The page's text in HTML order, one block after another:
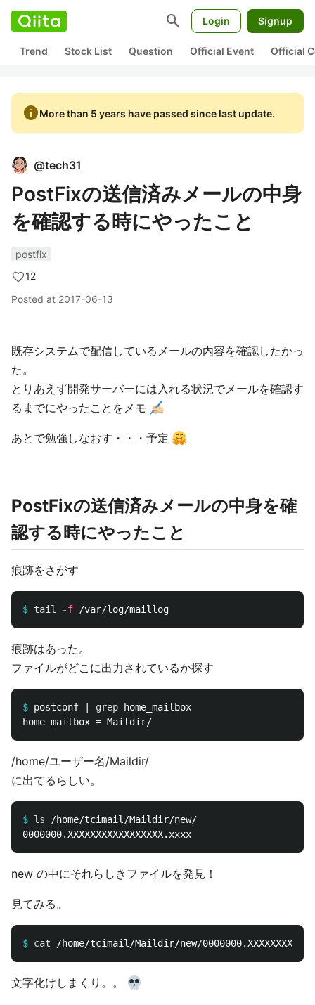
search Login Signup
Trend Stock List Question Official Event Official
infoMore than 5 years have passed since last update.
@tech31
PostFixの送信済みメールの中身
を確認する時にやったこと
postfix
12
Posted at 2017-06-13
既存システムで配信しているメールの内容を確認したかっ
た。
とりあえず開発サーバーには入れる状況でメールを確認す
るまでにやったことをメモ
あとで勉強しなおす・・・予定
PostFixの送信済みメールの中身を確
認する時にやったこと
痕跡をさがす
$ tail -f
痕跡はあった。
ファイルがどこに出力されているか探す
$ postconf | grep
/home/ユーザー名/Maildir/
に出てるらしい。
$ ls
new の中にそれらしきファイルを発見！
見てみる。
$ cat
文字化けしまくり。。